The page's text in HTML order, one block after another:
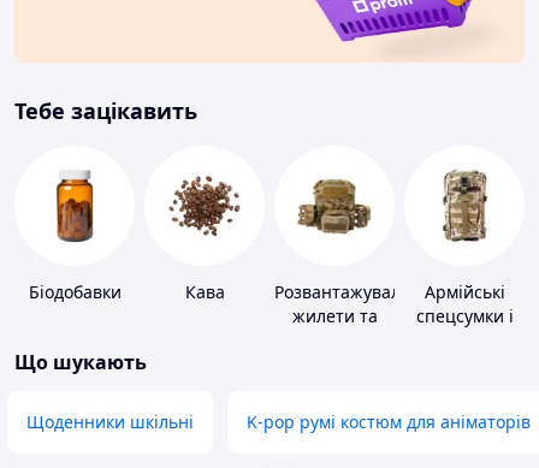
Тебе зацікавить
Біодобавки Кава
Розвантажувальні
жилети та
Армійські
спецсумки і
Що шукають
Щоденники шкільні K-pop румі костюм для аніматорів